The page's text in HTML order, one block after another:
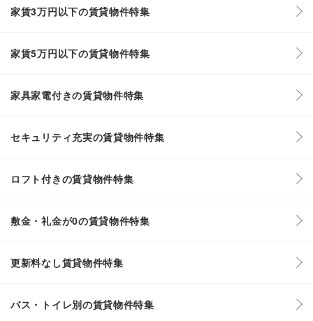
家賃3万円以下の賃貸物件特集
家賃5万円以下の賃貸物件特集
家具家電付きの賃貸物件特集
セキュリティ充実の賃貸物件特集
ロフト付きの賃貸物件特集
敷金・礼金が0の賃貸物件特集
更新料なし賃貸物件特集
バス・トイレ別の賃貸物件特集